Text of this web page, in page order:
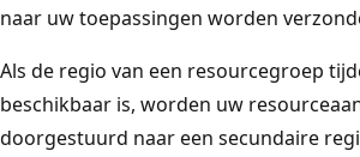
naar uw toepassingen worden
Als de regio van een resourcegroep
beschikbaar is, worden uw
doorgestuurd naar een secundaire